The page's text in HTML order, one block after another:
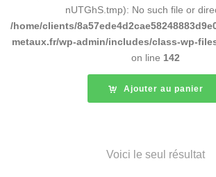
nUTGhS.tmp): No such file or
/home/clients/
metaux.fr/wp-admin/includes/class-wp-
on line 142
Ajouter au panier
Voici le seul résultat